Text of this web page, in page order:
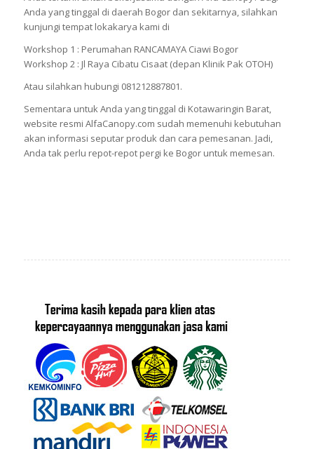
Anda yang tinggal di daerah Bogor dan sekitarnya, silahkan
kunjungi tempat lokakarya kami di
Workshop 1 : Perumahan RANCAMAYA Ciawi Bogor
Workshop 2 : Jl Raya Cibatu Cisaat (depan Klinik Pak OTOH)
Atau silahkan hubungi 081212887801.
Sementara untuk Anda yang tinggal di Kotawaringin Barat,
website resmi AlfaCanopy.com sudah memenuhi kebutuhan
akan informasi seputar produk dan cara pemesanan. Jadi,
Anda tak perlu repot-repot pergi ke Bogor untuk memesan.